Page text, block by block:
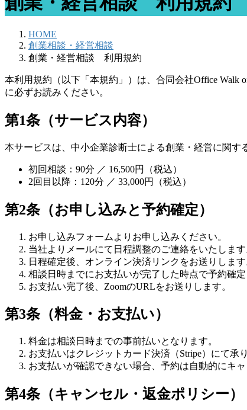
HOME
創業相談・経営相談
創業・経営相談 利用規約
本利用規約（以下「本規約」）は、合同会社Office
に必ずお読みください。
第1条（サービス内容）
本サービスは、中小企業診断士による創業・経営に関す
初回相談：90分 ／ 16,500円（税込）
2回目以降：120分 ／ 33,000円（税込）
第2条（お申し込みと予約確定）
お申し込みフォームよりお申し込みください。
当社よりメールにて日程調整のご連絡をいたします
日程確定後、オンライン決済リンクをお送りします
相談日時までにお支払いが完了した時点で予約確定
お支払い完了後、ZoomのURLをお送りします。
第3条（料金・お支払い）
料金は相談日時までの事前払いとなります。
お支払いはクレジットカード決済（Stripe）にて承り
お支払いが確認できない場合、予約は自動的にキャ
第4条（キャンセル・返金ポリシー）